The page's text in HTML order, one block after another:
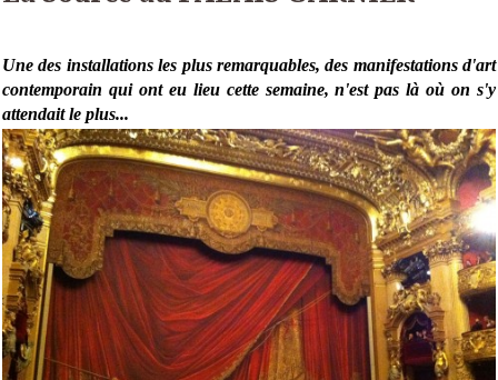
Une des installations les plus remarquables, des manifestations d'art
contemporain qui ont eu lieu cette semaine, n'est pas là où on s'y
attendait le plus...